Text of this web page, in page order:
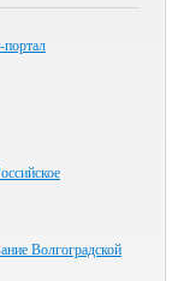
Волгоградской